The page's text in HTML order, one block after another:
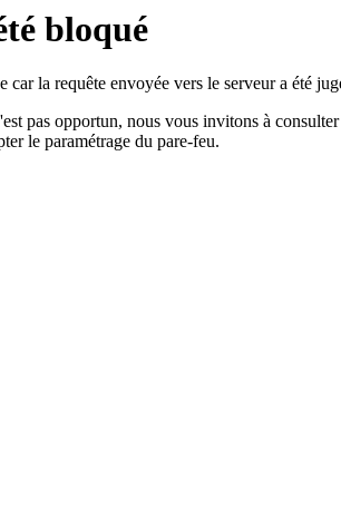
bloqué
la requête envoyée vers le serveur a été
pas opportun, nous vous invitons à
le paramétrage du pare-feu.